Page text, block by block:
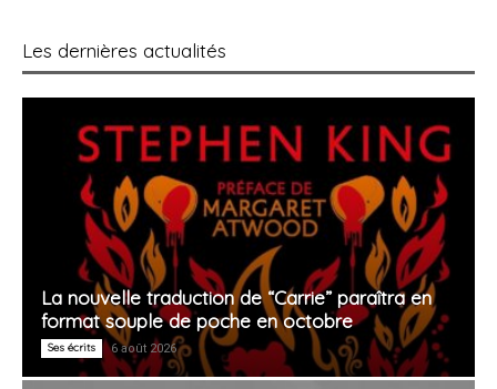
Les dernières actualités
La nouvelle traduction de “Carrie” paraîtra en
format souple de poche en octobre
Ses écrits 6 août 2026